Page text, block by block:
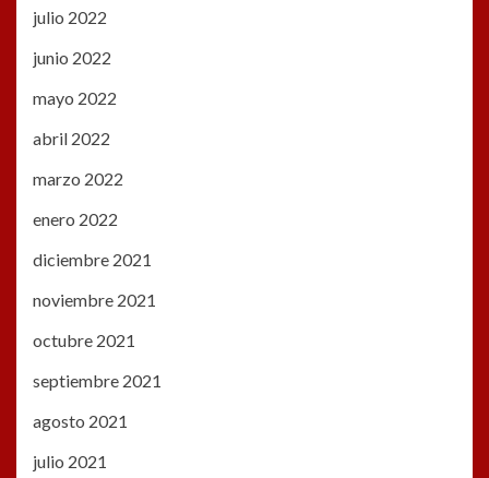
julio 2022
junio 2022
mayo 2022
abril 2022
marzo 2022
enero 2022
diciembre 2021
noviembre 2021
octubre 2021
septiembre 2021
agosto 2021
julio 2021